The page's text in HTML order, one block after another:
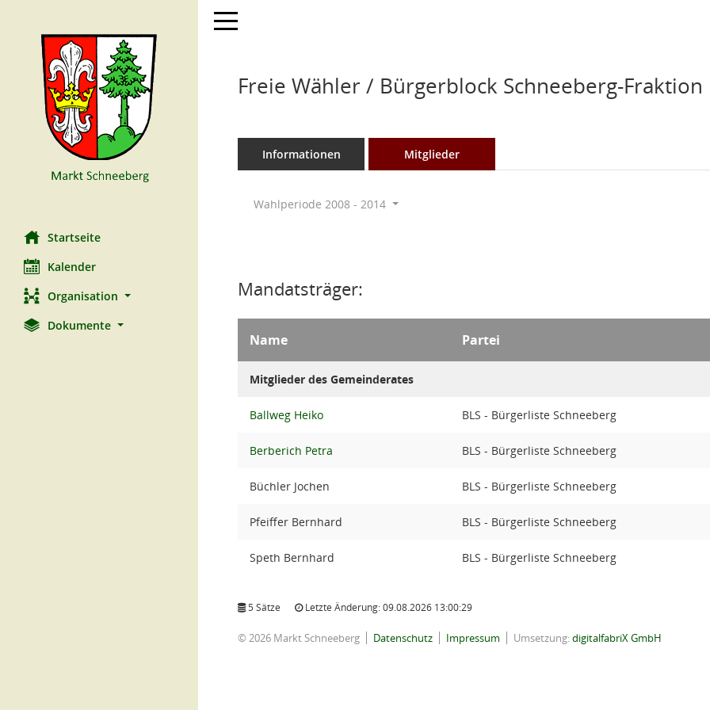
Startseite
Kalender
Organisation
Dokumente
Toggle navigation
Freie Wähler / Bürgerblock Schneeberg-Fraktion
Informationen Mitglieder
Wahlperiode 2008 - 2014
Mandatsträger:
Name Partei
Mitglieder des Gemeinderates
Ballweg Heiko BLS - Bürgerliste Schneeberg
Berberich Petra BLS - Bürgerliste Schneeberg
Büchler Jochen BLS - Bürgerliste Schneeberg
Pfeiffer Bernhard BLS - Bürgerliste Schneeberg
Speth Bernhard BLS - Bürgerliste Schneeberg
5 Sätze Letzte Änderung: 09.08.2026 13:00:29
© 2026 Markt Schneeberg Datenschutz Impressum Umsetzung:digitalfabriX GmbH